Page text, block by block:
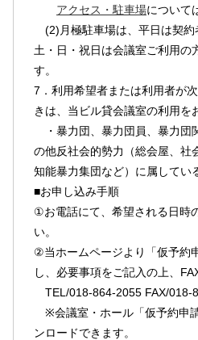
アクセス・駐車場について
(2)月極駐車場は、平日は契約
土・日・祝日は会議室ご利用の
す。
7．利用希望者または利用者が
きは、当ビル貸会議室の利用を
・暴力団、暴力団員、暴力団
の他反社会的勢力（総会屋、社
知能暴力集団など）に属してい
■お申し込み手順
①お電話にて、希望される日時
い。
②当ホームページより「仮予約
し、必要事項をご記入の上、
TEL/018-864-2055 FAX/018-
※会議室・ホール「仮予約申請
ンロードできます。